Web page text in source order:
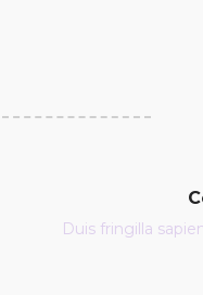
Duis fringilla